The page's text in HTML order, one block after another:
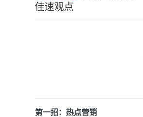
佳速观点
第一招：热点营销